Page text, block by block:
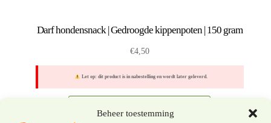
Beheer toestemming
Darf hondensnack | Gedroogde kippenpoten | 150 gram
€4,50
Let op: dit product is in nabestelling en wordt later geleverd.